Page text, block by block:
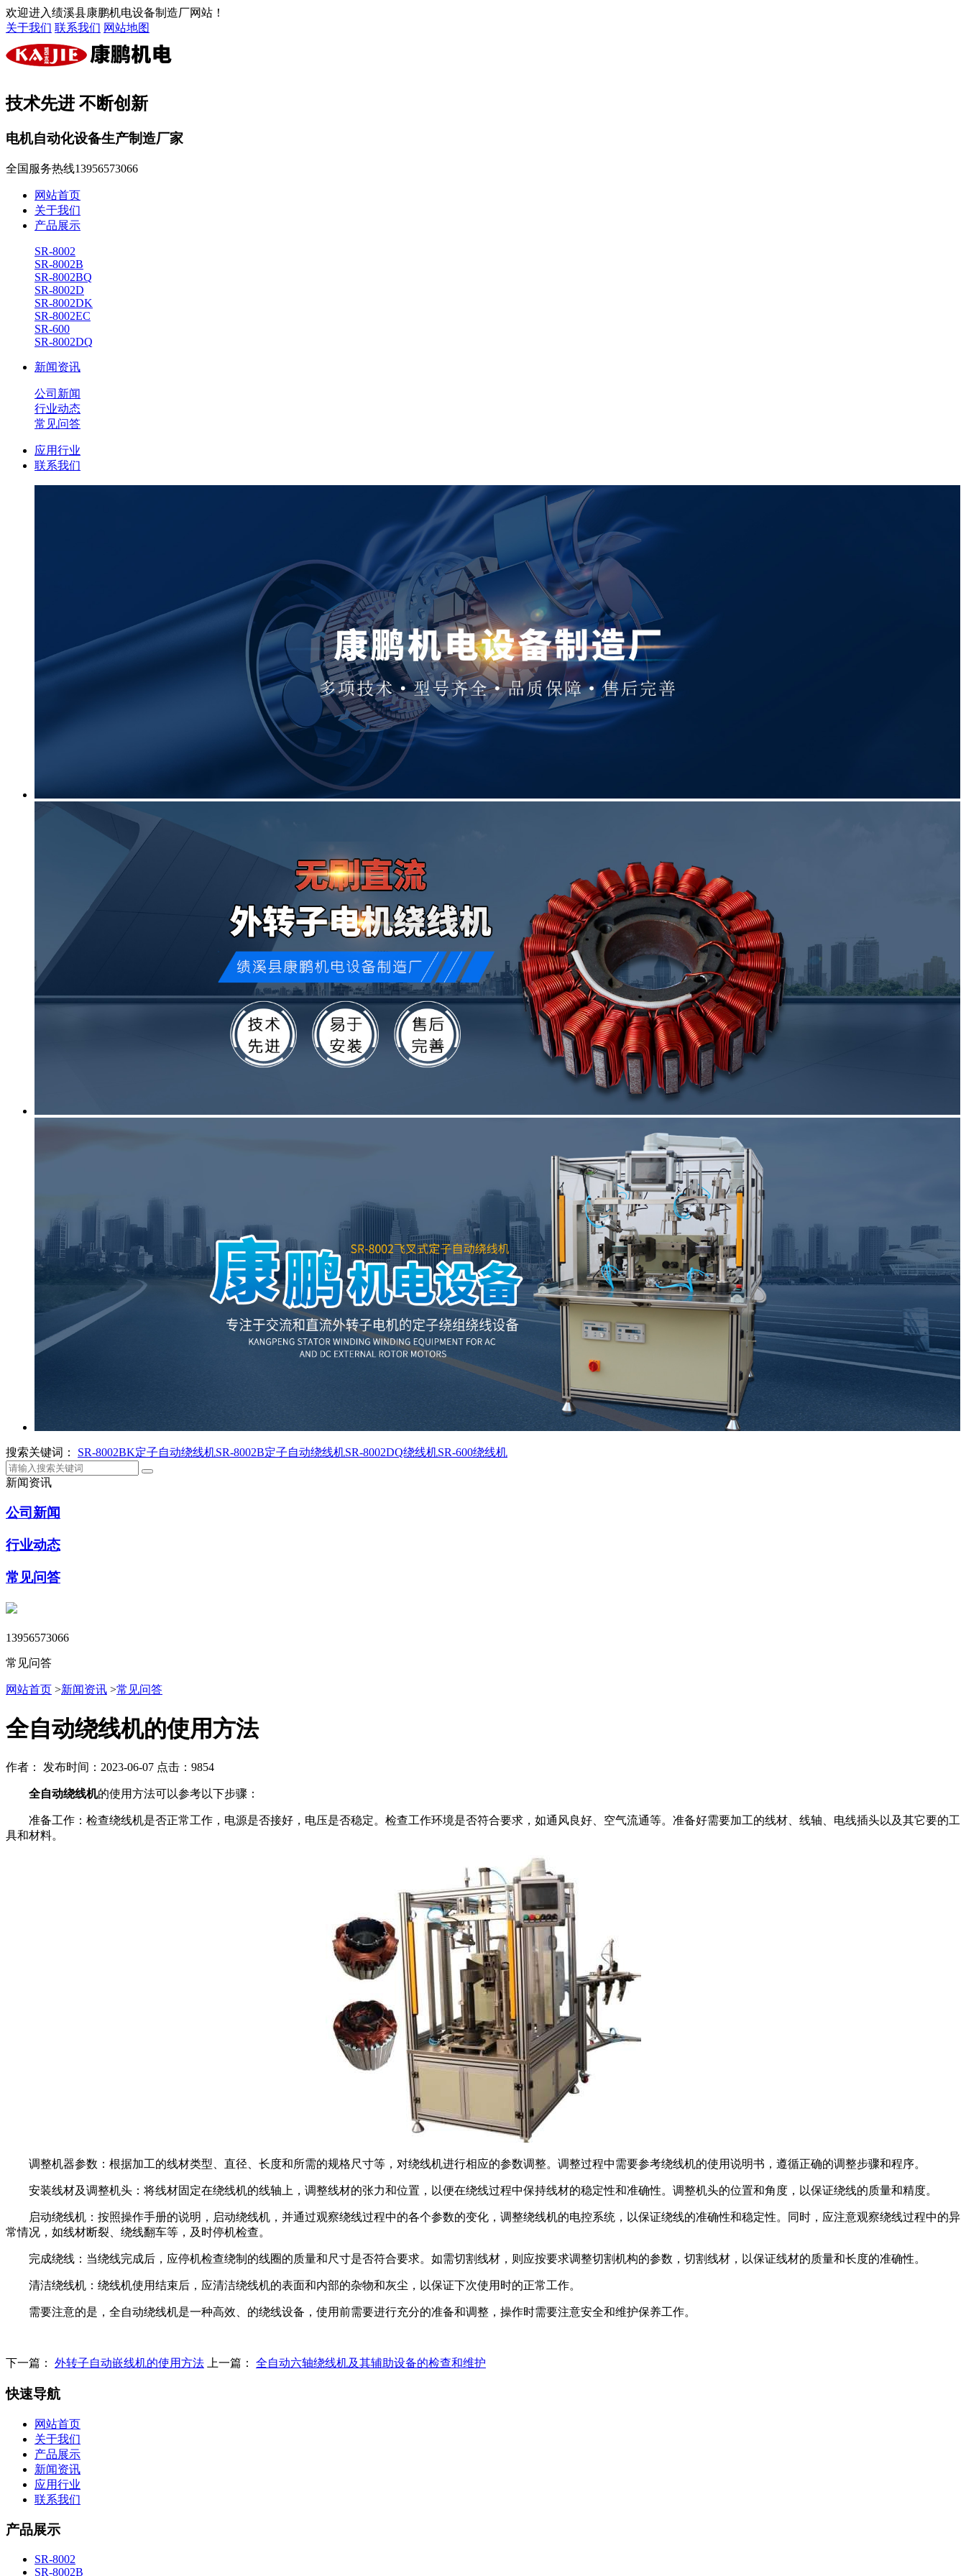
欢迎进入绩溪县康鹏机电设备制造厂网站！
关于我们 联系我们 网站地图
技术先进 不断创新
电机自动化设备生产制造厂家
全国服务热线13956573066
网站首页
关于我们
产品展示
SR-8002
SR-8002B
SR-8002BQ
SR-8002D
SR-8002DK
SR-8002EC
SR-600
SR-8002DQ
新闻资讯
公司新闻
行业动态
常见问答
应用行业
联系我们
搜索关键词： SR-8002BK定子自动绕线机SR-8002B定子自动绕线机SR-8002DQ绕线机SR-600绕线机
新闻资讯
公司新闻
行业动态
常见问答
13956573066
常见问答
网站首页 >新闻资讯 >常见问答
全自动绕线机的使用方法
作者： 发布时间：2023-06-07 点击：9854
全自动绕线机的使用方法可以参考以下步骤：
准备工作：检查绕线机是否正常工作，电源是否接好，电压是否稳定。检查工作环境是否符合要求，如通风良好、空气流通等。准备好需要加工的线材、线轴、电线插头以及其它要的工
具和材料。
调整机器参数：根据加工的线材类型、直径、长度和所需的规格尺寸等，对绕线机进行相应的参数调整。调整过程中需要参考绕线机的使用说明书，遵循正确的调整步骤和程序。
安装线材及调整机头：将线材固定在绕线机的线轴上，调整线材的张力和位置，以便在绕线过程中保持线材的稳定性和准确性。调整机头的位置和角度，以保证绕线的质量和精度。
启动绕线机：按照操作手册的说明，启动绕线机，并通过观察绕线过程中的各个参数的变化，调整绕线机的电控系统，以保证绕线的准确性和稳定性。同时，应注意观察绕线过程中的异
常情况，如线材断裂、绕线翻车等，及时停机检查。
完成绕线：当绕线完成后，应停机检查绕制的线圈的质量和尺寸是否符合要求。如需切割线材，则应按要求调整切割机构的参数，切割线材，以保证线材的质量和长度的准确性。
清洁绕线机：绕线机使用结束后，应清洁绕线机的表面和内部的杂物和灰尘，以保证下次使用时的正常工作。
需要注意的是，全自动绕线机是一种高效、的绕线设备，使用前需要进行充分的准备和调整，操作时需要注意安全和维护保养工作。
下一篇： 外转子自动嵌线机的使用方法 上一篇： 全自动六轴绕线机及其辅助设备的检查和维护
快速导航
网站首页
关于我们
产品展示
新闻资讯
应用行业
联系我们
产品展示
SR-8002
SR-8002B